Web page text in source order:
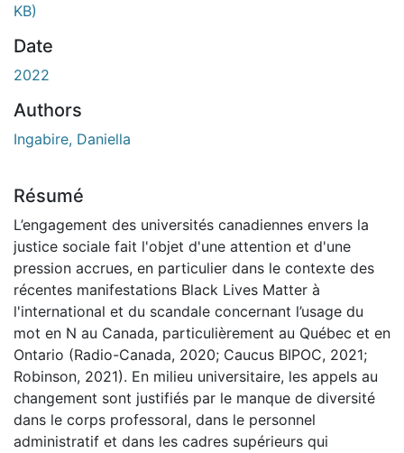
KB)
Date
2022
Authors
Ingabire, Daniella
Résumé
L’engagement des universités canadiennes envers la
justice sociale fait l'objet d'une attention et d'une
pression accrues, en particulier dans le contexte des
récentes manifestations Black Lives Matter à
l'international et du scandale concernant l’usage du
mot en N au Canada, particulièrement au Québec et en
Ontario (Radio-Canada, 2020; Caucus BIPOC, 2021;
Robinson, 2021). En milieu universitaire, les appels au
changement sont justifiés par le manque de diversité
dans le corps professoral, dans le personnel
administratif et dans les cadres supérieurs qui